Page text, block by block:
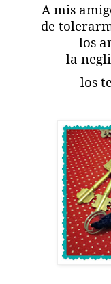
A mis
de
los
la
los